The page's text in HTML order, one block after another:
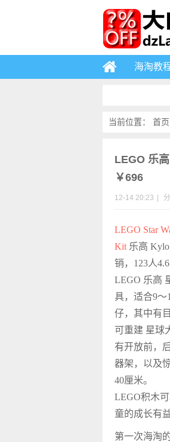
海淘教
当前位置： 首页
LEGO 乐
￥696
12-14 20:23
LEGO Star
Kit 乐高
销，123人
LEGO 乐高
具，适合9～
仔，其中有
可重建 星球
有开放前，
器架，以及
40厘米。
LEGO积木
童的成长有
第一次海淘